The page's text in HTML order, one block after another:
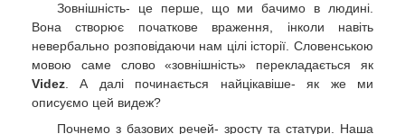
Зовнішність- це перше, що ми бачимо в людині.
Вона створює початкове враження, інколи навіть
невербально розповідаючи нам цілі історії. Словенською
мовою саме слово «зовнішність» перекладається як
Videz . А далі починається найцікавіше- як же ми
описуємо цей видеж?
Почнемо з базових речей- зросту та статури. Наша